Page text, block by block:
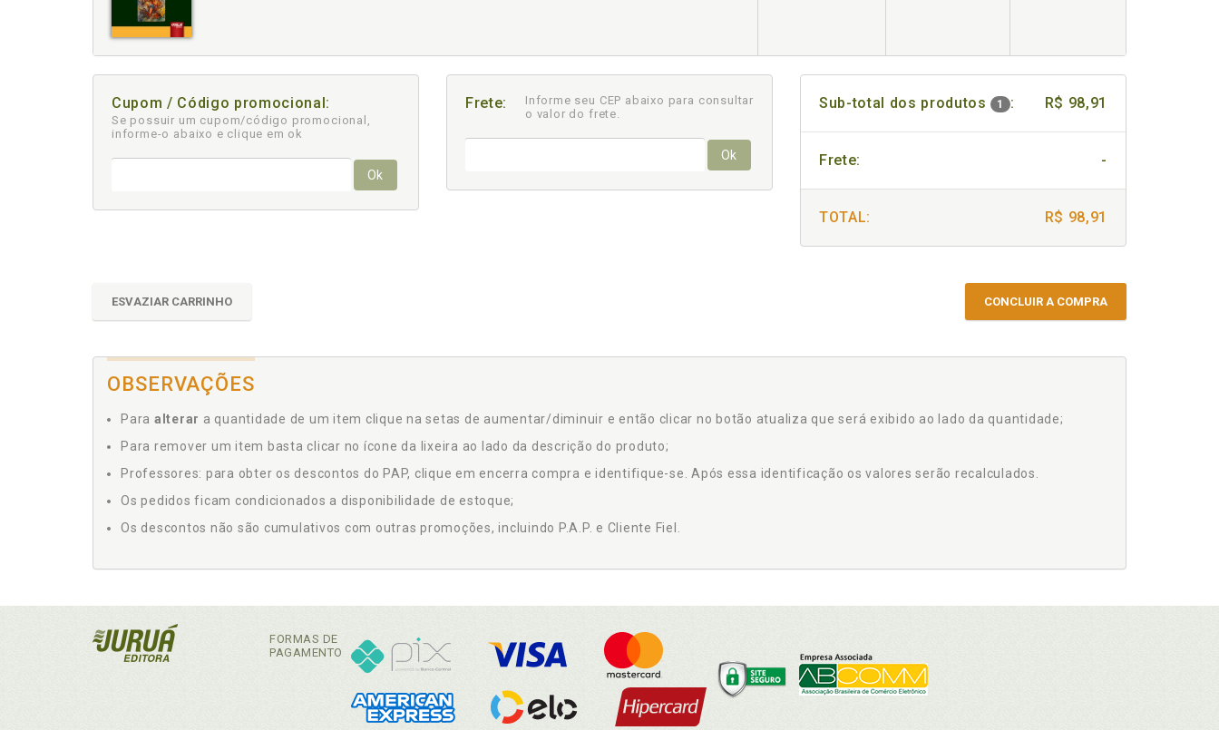
Cupom / Código promocional:
Se possuir um cupom/código promocional,
informe-o abaixo e clique em ok
Ok
Frete:
Informe seu CEP abaixo para consultar
o valor do frete.
Ok
Sub-total dos produtos 1 : R$ 98,91
Frete: -
TOTAL: R$ 98,91
ESVAZIAR CARRINHO CONCLUIR A COMPRA
OBSERVAÇÕES
Para alterar a quantidade de um item clique na setas de aumentar/diminuir e então clicar no botão atualiza que será exibido ao lado da quantidade;
Para remover um item basta clicar no ícone da lixeira ao lado da descrição do produto;
Professores: para obter os descontos do PAP, clique em encerra compra e identifique-se. Após essa identificação os valores serão recalculados.
Os pedidos ficam condicionados a disponibilidade de estoque;
Os descontos não são cumulativos com outras promoções, incluindo P.A.P. e Cliente Fiel.
FORMAS DE
PAGAMENTO